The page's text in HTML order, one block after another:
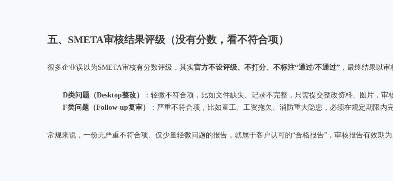
五、SMETA审核结果评级（没有分数，看不符合项）
很多企业误以为SMETA审核有分数评级，其实官方不设评级、不打分、不标注“通过/不通过” ，最终结果以
D类问题（Desktop整改）
：轻微不符合项，比如文件缺失、记录不完整，只需提交整改资料、图片，审
F类问题（Follow-up复审）
：严重不符合项，比如童工、工资拖欠、消防重大隐患，必须在规定期限
常规来说，一份无严重不符合项、仅少量轻微问题的报告，就属于客户认可的“合格报告”，审核报告有效期为